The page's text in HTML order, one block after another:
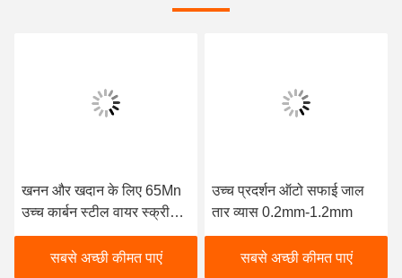
खनन और खदान के लिए 65Mn
उच्च कार्बन स्टील वायर स्क्रीन
जाल
सबसे अच्छी कीमत पाएं
उच्च प्रदर्शन ऑटो सफाई जाल
तार व्यास 0.2mm-1.2mm
सबसे अच्छी कीमत पाएं